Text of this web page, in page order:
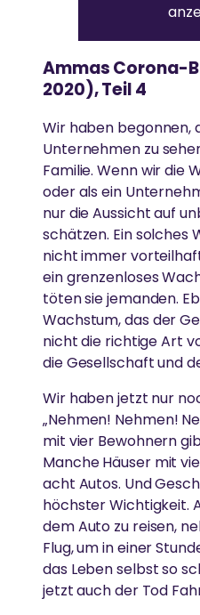
Amma hat weltweit über
umarmt.
AUSZEICHNUNGEN
Amma ist international
Weisheit anerkannt.
Seitenstraße in
REGIONALE GRUPPEN
In ganz Deutschland
vertiefen und aktiv zum
Umwelt zu arbeiten.
AYUDH
Die von Amma
junge Menschen
Einsatz von Technologie,
Hochwertige
Atmosphäre von Liebe
KATASTROPHENHILFE
Krisenintervention und
LÄNDLICHE
Armut beseitigen,
Kultur bewahren
„Unsere Bemühungen,
beginnen damit, sie
Geist zu entfernen“
-Amma
Gleichstellung der
Umweltschutz
Katastrophenhilfe
Essen, Wasser &
Forschung
Ländliche
SPIRITUELL
Ammas Weisheiten
MEHR
Spenden
News
C
V
I
D
9
P
n
d
e
m
i
e
a
i
2
0
0
–
i
l
4
)
v
o
Y
o
u
T
b
e
Ammas Corona-
2020), Teil 4
Wir haben begonnen,
Unternehmen zu
Familie. Wenn wir die
oder als ein
nur die Aussicht auf
schätzen. Ein solches
nicht immer
ein grenzenloses
töten sie jemanden.
Wachstum, das der
nicht die richtige Art
die Gesellschaft und
Wir haben jetzt nur
„Nehmen! Nehmen!
mit vier Bewohnern
Manche Häuser mit
acht Autos. Und
höchster Wichtigkeit.
dem Auto zu reisen,
Flug, um in einer
das Leben selbst so
jetzt auch der Tod